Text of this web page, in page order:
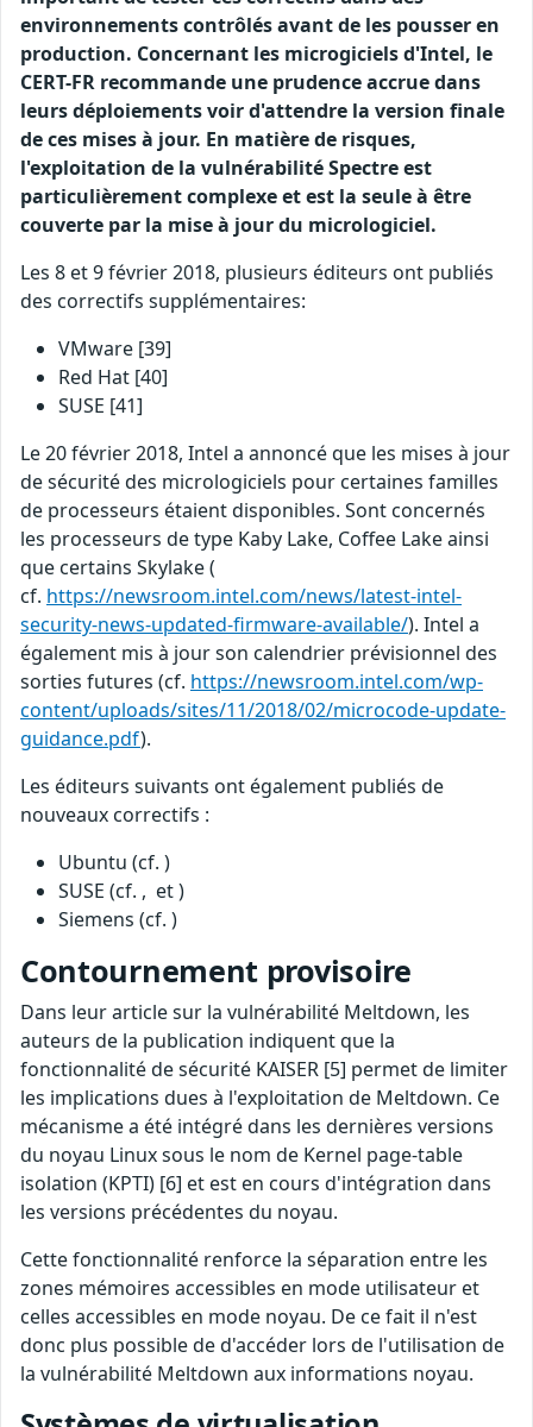
environnements contrôlés avant de les pousser en
production. Concernant les microgiciels d'Intel, le
CERT-FR recommande une prudence accrue dans
leurs déploiements voir d'attendre la version finale
de ces mises à jour. En matière de risques,
l'exploitation de la vulnérabilité Spectre est
particulièrement complexe et est la seule à être
couverte par la mise à jour du micrologiciel.
Les 8 et 9 février 2018, plusieurs éditeurs ont publiés
des correctifs supplémentaires:
VMware [39]
Red Hat [40]
SUSE [41]
Le 20 février 2018, Intel a annoncé que les mises à jour
de sécurité des micrologiciels pour certaines familles
de processeurs étaient disponibles. Sont concernés
les processeurs de type Kaby Lake, Coffee Lake ainsi
que certains Skylake (
cf. https://newsroom.intel.com/news/latest-intel-
security-news-updated-firmware-available/). Intel a
également mis à jour son calendrier prévisionnel des
sorties futures (cf. https://newsroom.intel.com/wp-
content/uploads/sites/11/2018/02/microcode-update-
guidance.pdf).
Les éditeurs suivants ont également publiés de
nouveaux correctifs :
Ubuntu (cf. )
SUSE (cf. , et )
Siemens (cf. )
Contournement provisoire
Dans leur article sur la vulnérabilité Meltdown, les
auteurs de la publication indiquent que la
fonctionnalité de sécurité KAISER [5] permet de limiter
les implications dues à l'exploitation de Meltdown. Ce
mécanisme a été intégré dans les dernières versions
du noyau Linux sous le nom de Kernel page-table
isolation (KPTI) [6] et est en cours d'intégration dans
les versions précédentes du noyau.
Cette fonctionnalité renforce la séparation entre les
zones mémoires accessibles en mode utilisateur et
celles accessibles en mode noyau. De ce fait il n'est
donc plus possible de d'accéder lors de l'utilisation de
la vulnérabilité Meltdown aux informations noyau.